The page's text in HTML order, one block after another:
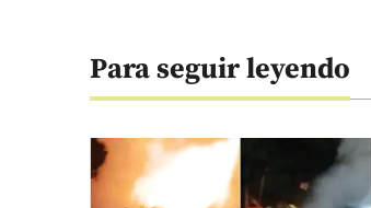
Para seguir leyendo